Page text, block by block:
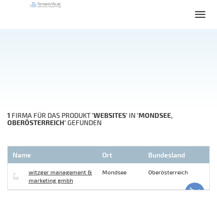
1 FIRMA FÜR DAS PRODUKT'WEBSITES' IN 'MONDSEE,
OBERÖSTERREICH'GEFUNDEN
Name Ort Bundesland
witzger management &
marketing gmbh
Mondsee Oberösterreich